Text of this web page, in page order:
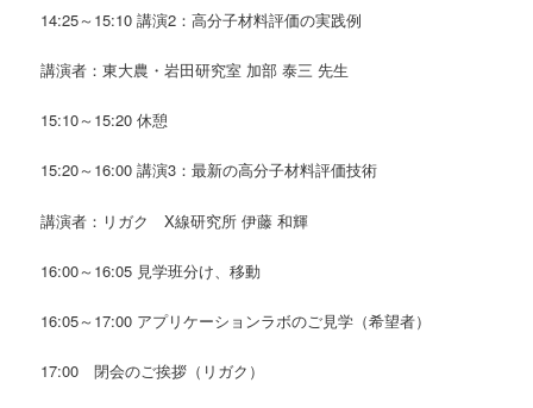
14:25～15:10 講演2：高分子材料評価の実践例
講演者：東大農・岩田研究室 加部 泰三 先生
15:10～15:20 休憩
15:20～16:00 講演3：最新の高分子材料評価技術
講演者：リガク X線研究所 伊藤 和輝
16:00～16:05 見学班分け、移動
16:05～17:00 アプリケーションラボのご見学（希望者）
17:00 閉会のご挨拶（リガク）